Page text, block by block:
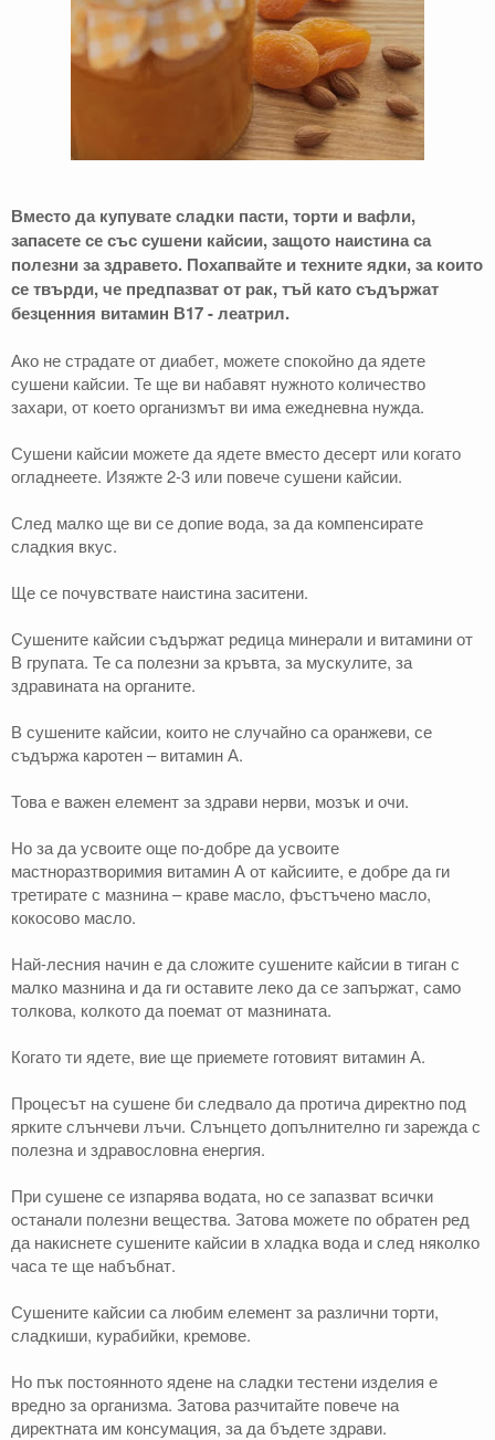
Вместо да купувате сладки пасти, торти и вафли,
запасете се със сушени кайсии, защото наистина са
полезни за здравето. Похапвайте и техните ядки, за които
се твърди, че предпазват от рак, тъй като съдържат
безценния витамин В17 - леатрил.
Ако не страдате от диабет, можете спокойно да ядете
сушени кайсии. Те ще ви набавят нужното количество
захари, от което организмът ви има ежедневна нужда.
Сушени кайсии можете да ядете вместо десерт или когато
огладнеете. Изяжте 2-3 или повече сушени кайсии.
След малко ще ви се допие вода, за да компенсирате
сладкия вкус.
Ще се почувствате наистина заситени.
Сушените кайсии съдържат редица минерали и витамини от
В групата. Те са полезни за кръвта, за мускулите, за
здравината на органите.
В сушените кайсии, които не случайно са оранжеви, се
съдържа каротен – витамин А.
Това е важен елемент за здрави нерви, мозък и очи.
Но за да усвоите още по-добре да усвоите
мастноразтворимия витамин А от кайсиите, е добре да ги
третирате с мазнина – краве масло, фъстъчено масло,
кокосово масло.
Най-лесния начин е да сложите сушените кайсии в тиган с
малко мазнина и да ги оставите леко да се запържат, само
толкова, колкото да поемат от мазнината.
Когато ти ядете, вие ще приемете готовият витамин А.
Процесът на сушене би следвало да протича директно под
ярките слънчеви лъчи. Слънцето допълнително ги зарежда с
полезна и здравословна енергия.
При сушене се изпарява водата, но се запазват всички
останали полезни вещества. Затова можете по обратен ред
да накиснете сушените кайсии в хладка вода и след няколко
часа те ще набъбнат.
Сушените кайсии са любим елемент за различни торти,
сладкиши, курабийки, кремове.
Но пък постоянното ядене на сладки тестени изделия е
вредно за организма. Затова разчитайте повече на
директната им консумация, за да бъдете здрави.